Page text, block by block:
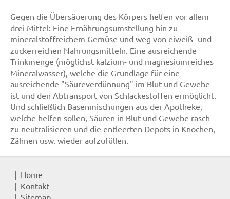
Gegen die Übersäuerung des Körpers helfen vor allem
drei Mittel: Eine Ernährungsumstellung hin zu
mineralstoffreichem Gemüse und weg von eiweiß- und
zuckerreichen Nahrungsmitteln. Eine ausreichende
Trinkmenge (möglichst kalzium- und magnesiumreiches
Mineralwasser), welche die Grundlage für eine
ausreichende "Säureverdünnung" im Blut und Gewebe
ist und den Abtransport von Schlackestoffen ermöglicht.
Und schließlich Basenmischungen aus der Apotheke,
welche helfen sollen, Säuren in Blut und Gewebe rasch
zu neutralisieren und die entleerten Depots in Knochen,
Zähnen usw. wieder aufzufüllen.
Home
Kontakt